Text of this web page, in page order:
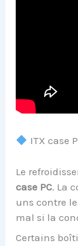
ITX case
Le
case PC. La
uns contre
mal si la
Certains